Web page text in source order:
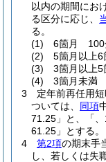
以内の期間にお
る区分に応じ、
る。
(1)
6箇月 100
(2)
5箇月以上
(3)
3箇月以上
(4)
3箇月未満
3
定年前再任用
ついては、 同項
71.25」と、「
61.25」とする。
4
第2項の期末手
し、若しくは失